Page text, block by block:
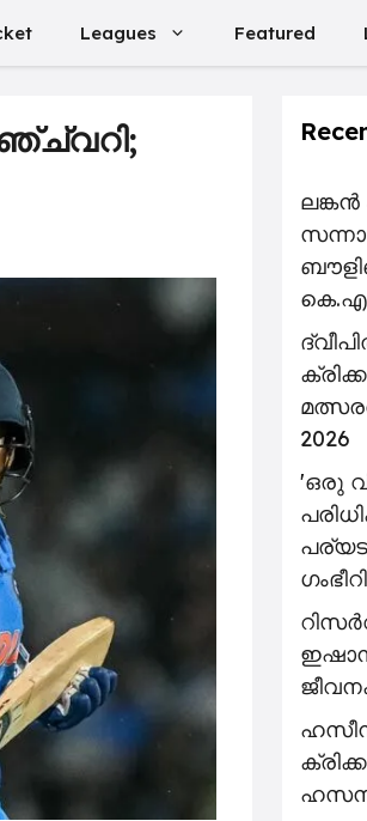
Leagues Featured
2026
'ഒരു